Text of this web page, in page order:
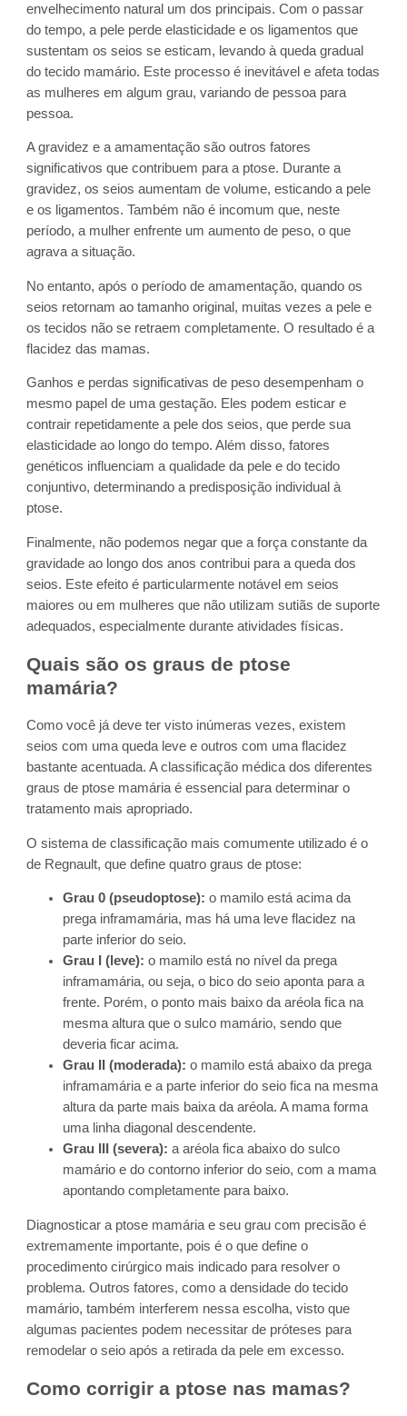
envelhecimento natural um dos principais. Com o passar
do tempo, a pele perde elasticidade e os ligamentos que
sustentam os seios se esticam, levando à queda gradual
do tecido mamário. Este processo é inevitável e afeta todas
as mulheres em algum grau, variando de pessoa para
pessoa.
A gravidez e a amamentação são outros fatores
significativos que contribuem para a ptose. Durante a
gravidez, os seios aumentam de volume, esticando a pele
e os ligamentos. Também não é incomum que, neste
período, a mulher enfrente um aumento de peso, o que
agrava a situação.
No entanto, após o período de amamentação, quando os
seios retornam ao tamanho original, muitas vezes a pele e
os tecidos não se retraem completamente. O resultado é a
flacidez das mamas.
Ganhos e perdas significativas de peso desempenham o
mesmo papel de uma gestação. Eles podem esticar e
contrair repetidamente a pele dos seios, que perde sua
elasticidade ao longo do tempo. Além disso, fatores
genéticos influenciam a qualidade da pele e do tecido
conjuntivo, determinando a predisposição individual à
ptose.
Finalmente, não podemos negar que a força constante da
gravidade ao longo dos anos contribui para a queda dos
seios. Este efeito é particularmente notável em seios
maiores ou em mulheres que não utilizam sutiãs de suporte
adequados, especialmente durante atividades físicas.
Quais são os graus de ptose
mamária?
Como você já deve ter visto inúmeras vezes, existem
seios com uma queda leve e outros com uma flacidez
bastante acentuada. A classificação médica dos diferentes
graus de ptose mamária é essencial para determinar o
tratamento mais apropriado.
O sistema de classificação mais comumente utilizado é o
de Regnault, que define quatro graus de ptose:
Grau 0 (pseudoptose):o mamilo está acima da
prega inframamária, mas há uma leve flacidez na
parte inferior do seio.
Grau I (leve): o mamilo está no nível da prega
inframamária, ou seja, o bico do seio aponta para a
frente. Porém, o ponto mais baixo da aréola fica na
mesma altura que o sulco mamário, sendo que
deveria ficar acima.
Grau II (moderada): o mamilo está abaixo da prega
inframamária e a parte inferior do seio fica na mesma
altura da parte mais baixa da aréola. A mama forma
uma linha diagonal descendente.
Grau III (severa): a aréola fica abaixo do sulco
mamário e do contorno inferior do seio, com a mama
apontando completamente para baixo.
Diagnosticar a ptose mamária e seu grau com precisão é
extremamente importante, pois é o que define o
procedimento cirúrgico mais indicado para resolver o
problema. Outros fatores, como a densidade do tecido
mamário, também interferem nessa escolha, visto que
algumas pacientes podem necessitar de próteses para
remodelar o seio após a retirada da pele em excesso.
Como corrigir a ptose nas mamas?